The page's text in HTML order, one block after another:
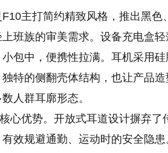
主打简约精致风格，推出黑
班族的审美需求。设备充电盒
包中，便携性拉满。耳机采用
特的侧翻壳体结构，也让产品
人群耳廓形态。
心优势。开放式耳道设计摒弃
效规避通勤、运动时的安全隐